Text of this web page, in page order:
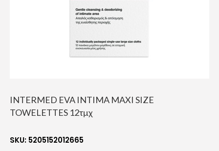
INTERMED EVA INTIMA MAXI SIZE
TOWELETTES 12τμχ
SKU: 5205152012665